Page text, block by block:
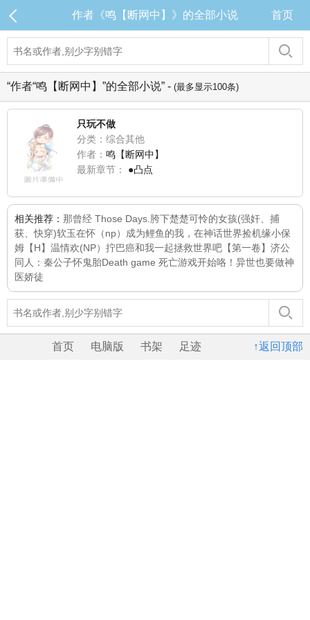
作者《鸣【断网中】》的全部小说 首页
“作者“鸣【断网中】”的全部小说” - (最多显示100条)
只玩不做
分类：综合其他
作者： 鸣【断网中】
最新章节：
●凸点
相关推荐： 那曾经 Those Days. 胯下楚楚可怜的女孩(强奸、捕
获、快穿)软玉在怀（np） 成为鲤鱼的我，在神话世界捡机缘小保
姆【H】 温情欢(NP） 拧巴癌和我一起拯救世界吧【第一卷】 济公
同人：秦公子怀鬼胎Death game 死亡游戏开始咯！ 异世也要做神
医娇徒
↑返回顶部
首页 电脑版 书架 足迹